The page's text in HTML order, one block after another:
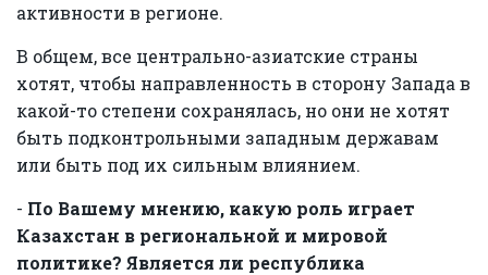
активности в регионе.
В общем, все центрально-азиатские страны
хотят, чтобы направленность в сторону Запада в
какой-то степени сохранялась, но они не хотят
быть подконтрольными западным державам
или быть под их сильным влиянием.
- По Вашему мнению, какую роль играет
Казахстан в региональной и мировой
политике? Является ли республика